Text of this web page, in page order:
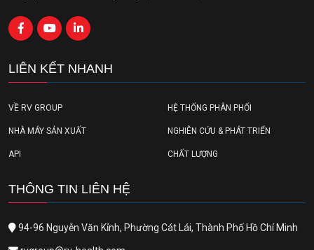
LIÊN KẾT NHANH
VỀ RV GROUP HỆ THỐNG PHÂN PHỐI
NHÀ MÁY SẢN XUẤT NGHIÊN CỨU & PHÁT TRIỂN
API CHẤT LƯỢNG
THÔNG TIN LIÊN HỆ
94-96 Nguyễn Văn Kỉnh, Phường Cát Lái, Thành Phố Hồ Chí Minh